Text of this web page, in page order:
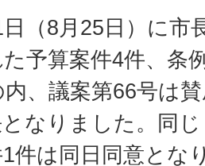
（8月25日）に市
予算案件4件、条
、議案第66号は
なりました。同
件は同日同意とな